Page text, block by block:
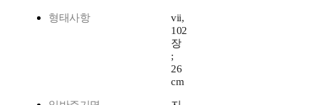
형태사항
vii,
102
장
;
26
cm